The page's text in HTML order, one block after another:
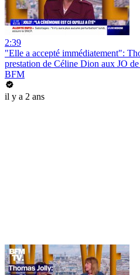
2:39
"Elle a accepté immédiatement":
prestation de Céline Dion aux JO
BFM
il y a 2 ans